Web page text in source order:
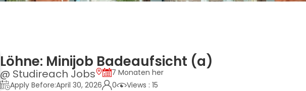
Löhne: Minijob Badeaufsicht (a)
@ Studireach Jobs
7 Monaten her
Apply Before:April 30, 2026
0 Views : 15